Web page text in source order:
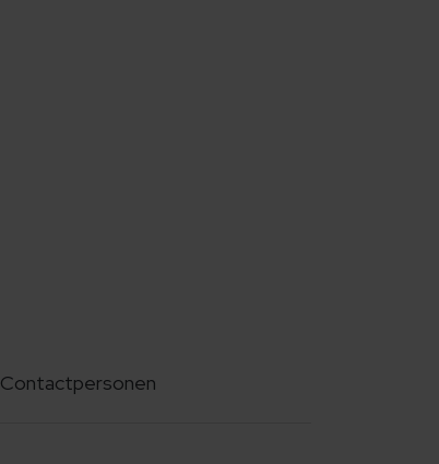
Contactpersonen